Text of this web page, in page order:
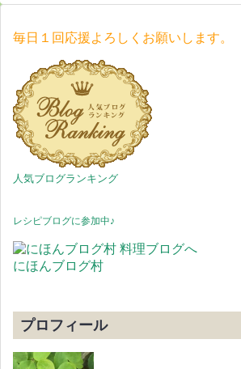
毎日１回応援よろしくお願いします。
人気ブログランキング
レシピブログに参加中♪
にほんブログ村
プロフィール